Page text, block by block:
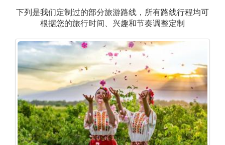
下列是我们定制过的部分旅游路线，所有路线行程均可
根据您的旅行时间、兴趣和节奏调整定制